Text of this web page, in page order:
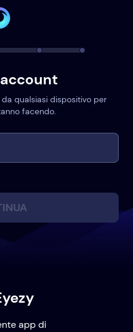
qualsiasi dispositivo per
facendo.
app di